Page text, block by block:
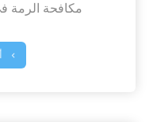
مكافحة الرمة